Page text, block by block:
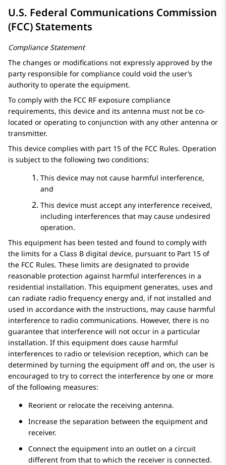
U.S. Federal Communications Commission
(FCC) Statements
Compliance Statement
The changes or modifications not expressly approved by the
party responsible for compliance could void the user’s
authority to operate the equipment.
To comply with the FCC RF exposure compliance
requirements, this device and its antenna must not be co-
located or operating to conjunction with any other antenna or
transmitter.
This device complies with part 15 of the FCC Rules. Operation
is subject to the following two conditions:
This device may not cause harmful interference,
and
This device must accept any interference received,
including interferences that may cause undesired
operation.
This equipment has been tested and found to comply with
the limits for a Class B digital device, pursuant to Part 15 of
the FCC Rules. These limits are designated to provide
reasonable protection against harmful interferences in a
residential installation. This equipment generates, uses and
can radiate radio frequency energy and, if not installed and
used in accordance with the instructions, may cause harmful
interference to radio communications. However, there is no
guarantee that interference will not occur in a particular
installation. If this equipment does cause harmful
interferences to radio or television reception, which can be
determined by turning the equipment off and on, the user is
encouraged to try to correct the interference by one or more
of the following measures:
Reorient or relocate the receiving antenna.
Increase the separation between the equipment and
receiver.
Connect the equipment into an outlet on a circuit
different from that to which the receiver is connected.